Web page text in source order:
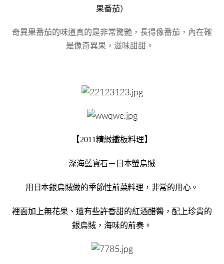
果番茄）
奇異果番茄的味道真的是非常驚艷，長得像番茄，內在確
是像奇異果，滋味甜甜。
【2011精緻鐵板料理】
深海藍寶石－日本螢烏賊
用日本銀烏賊做的季節性前菜料理，非常的用心。
裡面加上無花果、還有些許香甜的紅酒醋醬，配上珍貴的
銀烏賊，海味的前奏。